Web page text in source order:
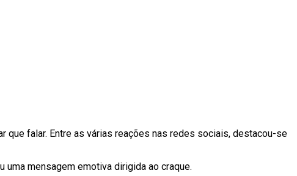
que falar. Entre as várias reações nas redes sociais, destacou-se
mensagem emotiva dirigida ao craque.